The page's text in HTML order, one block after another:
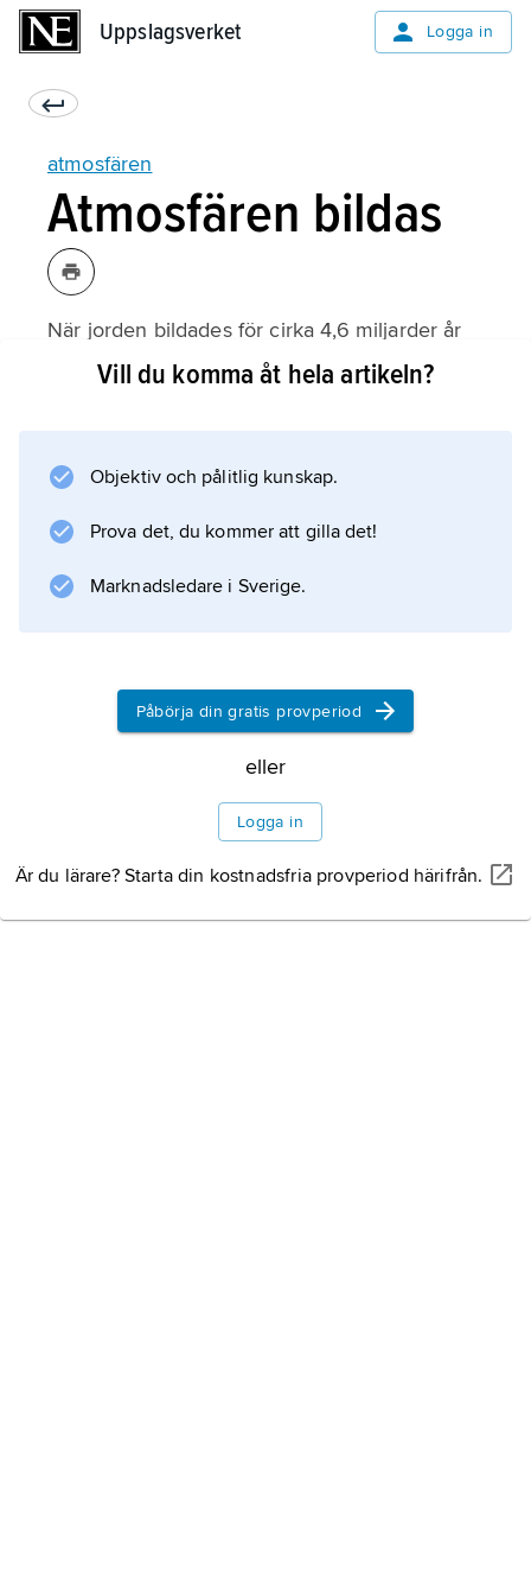
Uppslagsverket Logga in
atmosfären
Atmosfären bildas
När jorden bildades för cirka 4,6 miljarder år
sedan fanns det ingen atmosfär. Vattenånga,
strålar. Då bildades det bland annat kvävgas,
som blev början till jordens atmosfär. I början
Vill du komma åt hela artikeln?
Objektiv och pålitlig kunskap.
Prova det, du kommer att gilla det!
Marknadsledare i Sverige.
Påbörja din gratis provperiod
eller
Logga in
Är du lärare? Starta din kostnadsfria provperiod härifrån.